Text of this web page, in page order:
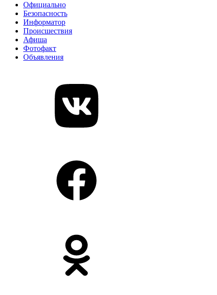
Официально
Безопасность
Информатор
Происшествия
Афиша
Фотофакт
Объявления